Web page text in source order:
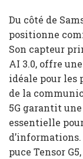
Du côté de
positionne
Son capteur
AI 3.0, offre
idéale pour les
de la
5G garantit
essentielle
d’informations.
puce Tensor